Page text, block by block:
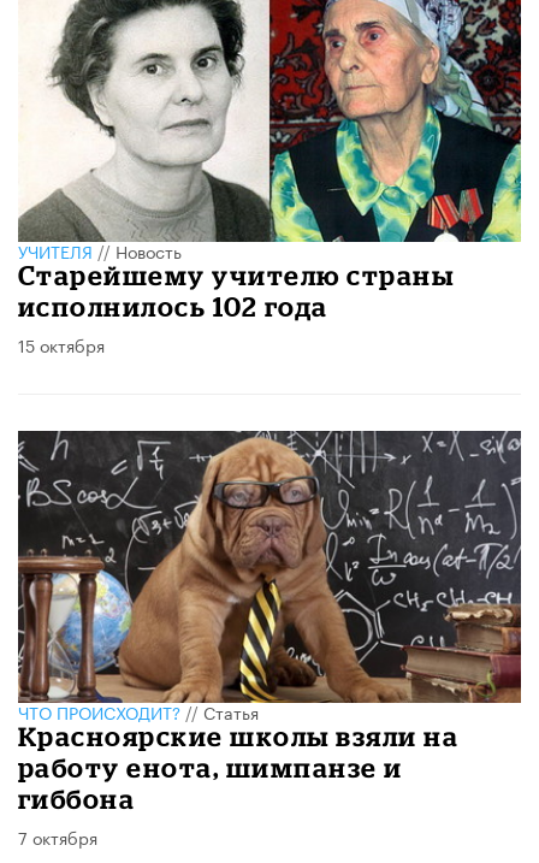
УЧИТЕЛЯ//Новость
Старейшему учителю страны
исполнилось 102 года
15 октября
ЧТО ПРОИСХОДИТ?//Статья
Красноярские школы взяли на
работу енота, шимпанзе и
гиббона
7 октября